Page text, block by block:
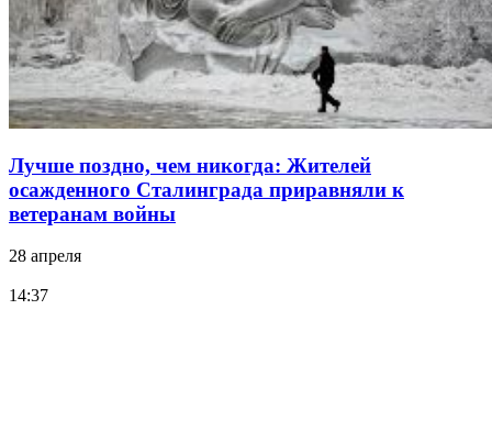
Лучше поздно, чем никогда: Жителей
осажденного Сталинграда приравняли к
ветеранам войны
28 апреля
14:37